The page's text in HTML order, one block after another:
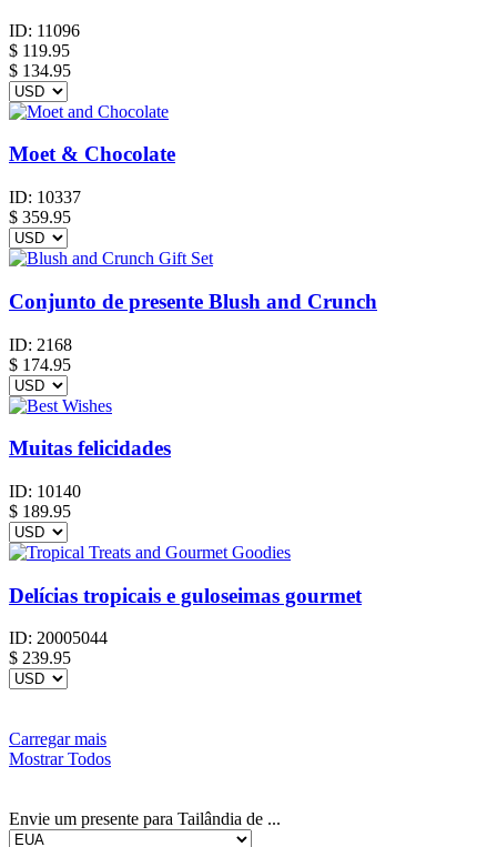
ID: 11096
$ 119.95
$ 134.95
Moet & Chocolate
ID: 10337
$ 359.95
Conjunto de presente Blush and Crunch
ID: 2168
$ 174.95
Muitas felicidades
ID: 10140
$ 189.95
Delícias tropicais e guloseimas gourmet
ID: 20005044
$ 239.95
Carregar mais
Mostrar Todos
Envie um presente para Tailândia de ...